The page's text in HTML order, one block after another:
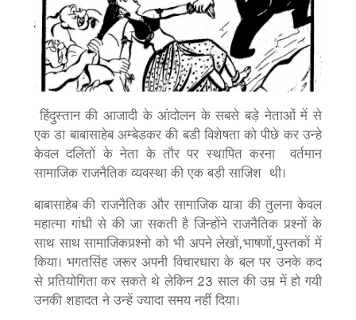
हिंदुस्तान की आजादी के आंदोलन के सबसे बड़े नेताओं में से
एक डा बाबासाहेब अम्बेडकर की बडी विशेषता को पीछे कर उन्हे
केवल दलितों के नेता के तौर पर स्थापित करना वर्तमान
सामाजिक राजनैतिक व्यवस्था की एक बड़ी साजिश थी।
बाबासाहेब की राजनैतिक और सामाजिक यात्रा की तुलना केवल
महात्मा गांधी से की जा सकती है जिन्होंने राजनैतिक प्रश्नों के
साथ साथ सामाजिकप्रश्नो को भी अपने लेखों,भाषणों,पुस्तकों में
किया। भगतसिंह जरूर अपनी विचारधारा के बल पर उनके कद
से प्रतियोगिता कर सकते थे लेकिन 23 साल की उम्र में हो गयी
उनकी शहादत ने उन्हें ज्यादा समय नहीं दिया।